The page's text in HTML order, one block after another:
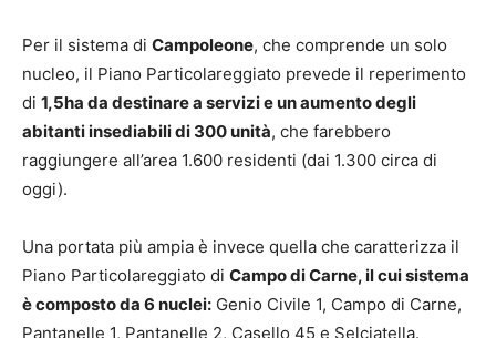
Per il sistema di Campoleone, che comprende un solo
nucleo, il Piano Particolareggiato prevede il reperimento
di 1,5ha da destinare a servizi e un aumento degli
abitanti insediabili di 300 unità, che farebbero
raggiungere all’area 1.600 residenti (dai 1.300 circa di
oggi).
Una portata più ampia è invece quella che caratterizza il
Piano Particolareggiato di Campo di Carne, il cui sistema
è composto da 6 nuclei: Genio Civile 1, Campo di Carne,
Pantanelle 1, Pantanelle 2, Casello 45 e Selciatella.